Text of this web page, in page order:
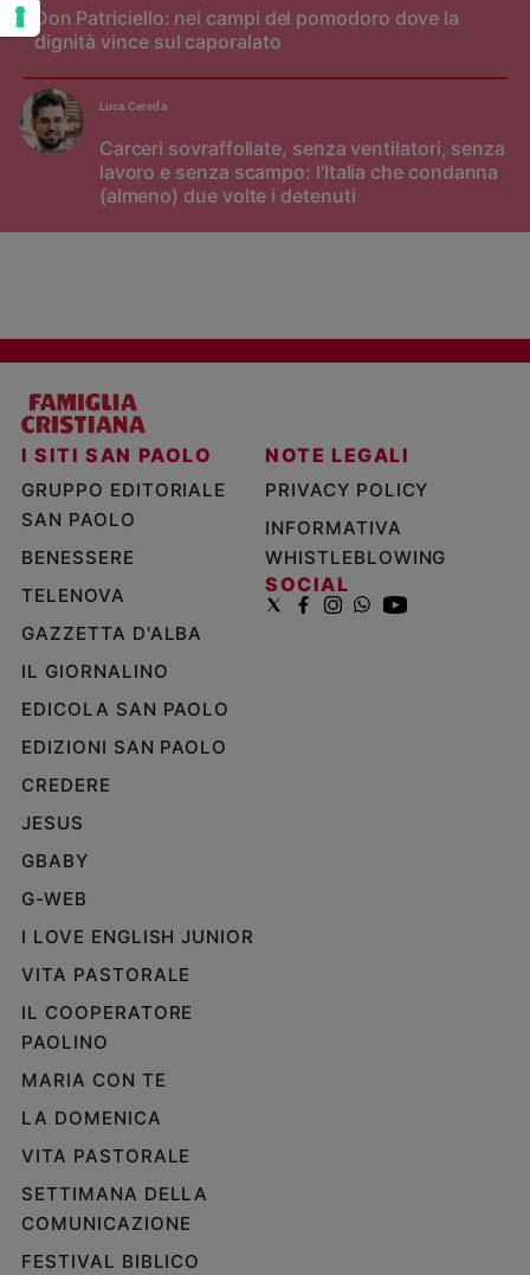
Don Patriciello: nei campi del pomodoro dove la
dignità vince sul caporalato
Carceri sovraffollate, senza ventilatori, senza
lavoro e senza scampo: l'Italia che condanna
(almeno) due volte i detenuti
Luca Cereda
I SITI SAN PAOLO
GRUPPO EDITORIALE
SAN PAOLO
BENESSERE
TELENOVA
GAZZETTA D'ALBA
IL GIORNALINO
EDICOLA SAN PAOLO
EDIZIONI SAN PAOLO
CREDERE
JESUS
GBABY
G-WEB
I LOVE ENGLISH JUNIOR
VITA PASTORALE
IL COOPERATORE
PAOLINO
MARIA CON TE
LA DOMENICA
VITA PASTORALE
SETTIMANA DELLA
COMUNICAZIONE
FESTIVAL BIBLICO
NOTE LEGALI
PRIVACY POLICY
INFORMATIVA
WHISTLEBLOWING
SOCIAL